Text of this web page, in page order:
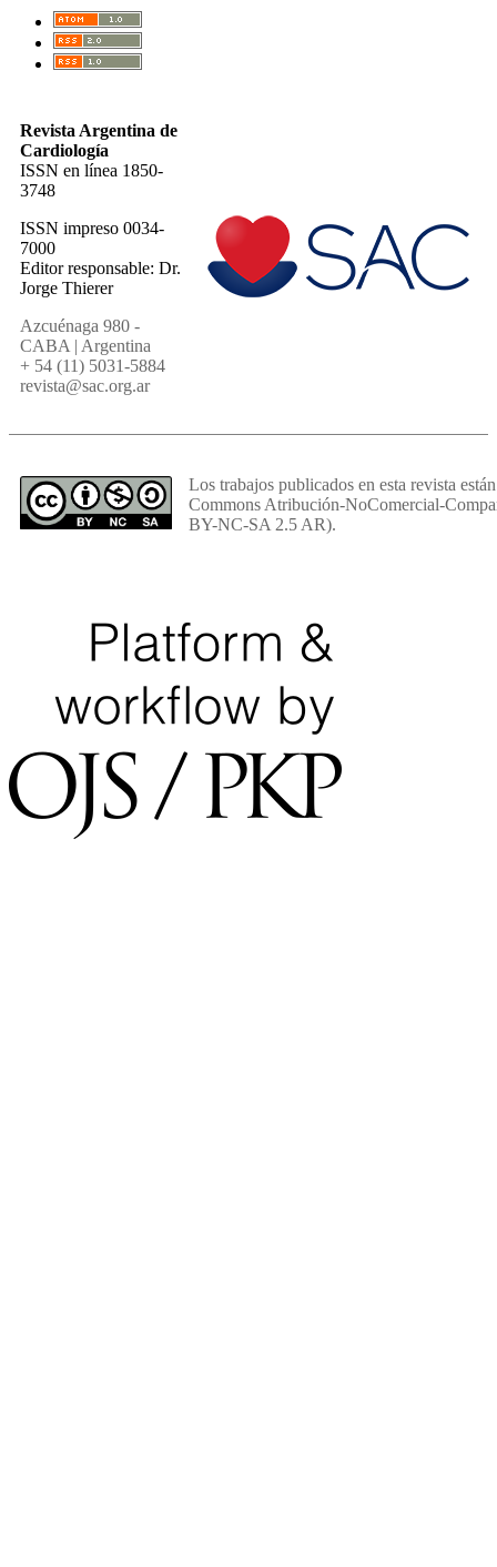
Revista Argentina de
Cardiología
ISSN en línea 1850-
3748
ISSN impreso 0034-
7000
Editor responsable: Dr.
Jorge Thierer
Azcuénaga 980 -
CABA | Argentina
+ 54 (11) 5031-5884
revista@sac.org.ar
Los trabajos publicados en esta revista
Commons Atribución-NoComercial-
BY-NC-SA 2.5 AR).